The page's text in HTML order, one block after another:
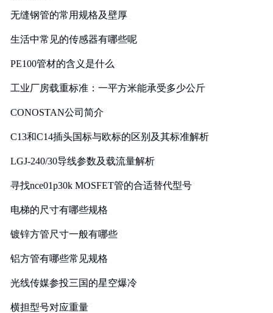
无缝钢管的常用规格及壁厚
生活中常见的传感器有哪些呢
PE100管材的含义是什么
工业厂房载重标准：一平方米能承受多少公斤
CONOSTAN公司简介
C13和C14插头国标与欧标的区别及其标准解析
LGJ-240/30导线参数及载流量解析
寻找nce01p30k MOSFET管的合适替代型号
电梯的尺寸有哪些规格
镀锌方管尺寸一般有哪些
铝方管有哪些常见规格
光线传媒参投三国的星空爆冷
横担型号对应重量